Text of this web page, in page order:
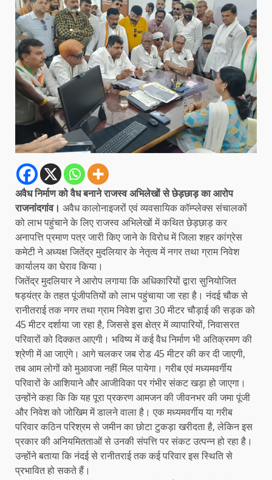
अवैध निर्माण को वैध बनाने राजस्व अभिलेखों से छेड़छाड़ का आरोप
राजनांदगांव। अवैध कालोनाइजरों एवं व्यवसायिक कॉम्प्लेक्स संचालकों
को लाभ पहुंचाने के लिए राजस्व अभिलेखों में कथित छेड़छाड़ कर
अनापत्ति प्रमाण पत्र जारी किए जाने के विरोध में जिला शहर कांग्रेस
कमेटी ने अध्यक्ष जितेंद्र मुदलियार के नेतृत्व में नगर तथा ग्राम निवेश
कार्यालय का घेराव किया।
जितेंद्र मुदलियार ने आरोप लगाया कि अधिकारियों द्वारा सुनियोजित
षड्यंत्र के तहत पूंजीपतियों को लाभ पहुंचाया जा रहा है। नंदई चौक से
रानीतराई तक नगर तथा ग्राम निवेश द्वारा 30 मीटर चौड़ाई की सड़क को
45 मीटर दर्शाया जा रहा है, जिससे इस क्षेत्र में व्यापारियों, निवासरत
परिवारों को दिक्कत आएगी। भविष्य में कई वैध निर्माण भी अतिक्रमण की
श्रेणी में आ जाएंगे। आगे चलकर जब रोड 45 मीटर की कर दी जाएगी,
तब आम लोगों को मुआवजा नहीं मिल पायेगा। गरीब एवं मध्यमवर्गीय
परिवारों के आशियाने और आजीविका पर गंभीर संकट खड़ा हो जाएगा।
उन्होंने कहा कि कि यह पूरा प्रकरण आमजन की जीवनभर की जमा पूंजी
और निवेश को जोखिम में डालने वाला है। एक मध्यमवर्गीय या गरीब
परिवार कठिन परिश्रम से जमीन का छोटा टुकड़ा खरीदता है, लेकिन इस
प्रकार की अनियमितताओं से उनकी संपत्ति पर संकट उत्पन्न हो रहा है।
उन्होंने बताया कि नंदई से रानीतराई तक कई परिवार इस स्थिति से
प्रभावित हो सकते हैं।